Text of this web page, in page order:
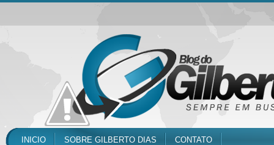
INICIO SOBRE GILBERTO DIAS CONTATO